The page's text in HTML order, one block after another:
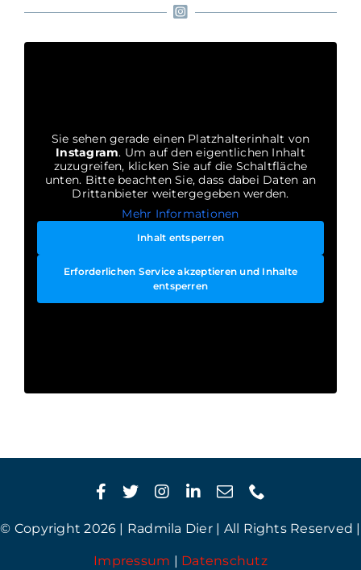
Sie sehen gerade einen Platzhalterinhalt von
Instagram. Um auf den eigentlichen Inhalt
zuzugreifen, klicken Sie auf die Schaltfläche
unten. Bitte beachten Sie, dass dabei Daten an
Drittanbieter weitergegeben werden.
Mehr Informationen
Inhalt entsperren
Erforderlichen Service akzeptieren und Inhalte
entsperren
© Copyright 2026 | Radmila Dier | All Rights Reserved |
Impressum | Datenschutz